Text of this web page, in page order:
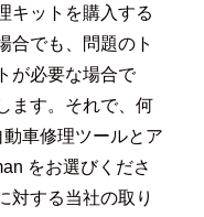
キットを購入する
合でも、問題のト
が必要な場合で
ます。それで、何
車修理ツールとア
をお選びくださ
対する当社の取り